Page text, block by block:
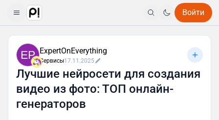
Войти
EP ExpertOnEverything
Сервисы17.11.2025
Лучшие нейросети для создания
видео из фото: ТОП онлайн-
генераторов